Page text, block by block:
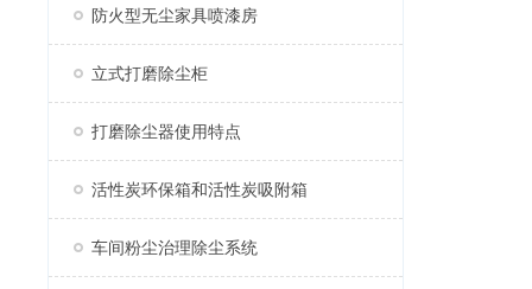
防火型无尘家具喷漆房
立式打磨除尘柜
打磨除尘器使用特点
活性炭环保箱和活性炭吸附箱
车间粉尘治理除尘系统